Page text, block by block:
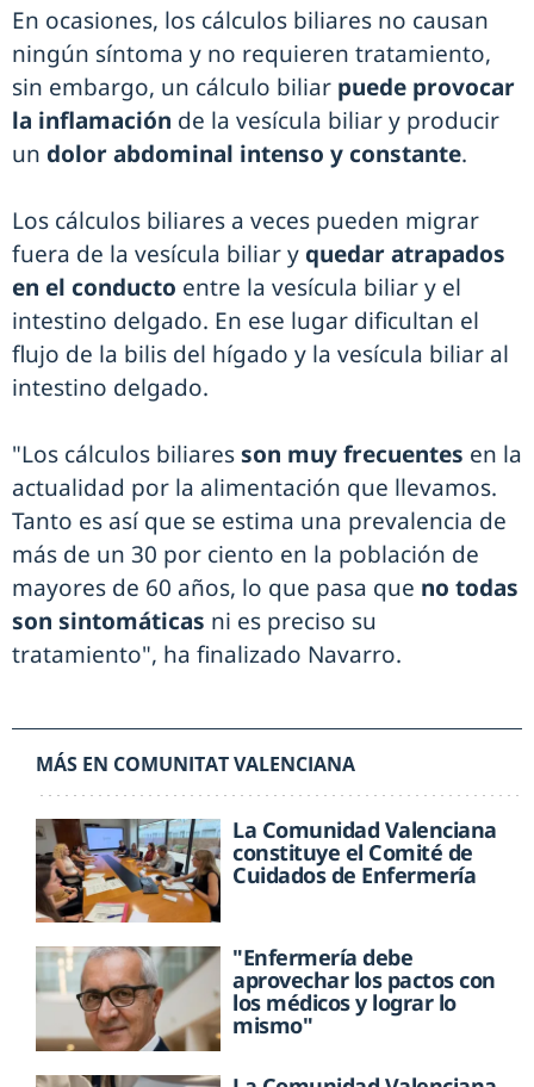
En ocasiones, los cálculos biliares no causan
ningún síntoma y no requieren tratamiento,
sin embargo, un cálculo biliar puede provocar
la inflamación de la vesícula biliar y producir
un dolor abdominal intenso y constante.
Los cálculos biliares a veces pueden migrar
fuera de la vesícula biliar y quedar atrapados
en el conducto entre la vesícula biliar y el
intestino delgado. En ese lugar dificultan el
flujo de la bilis del hígado y la vesícula biliar al
intestino delgado.
"Los cálculos biliaresson muy frecuentes en la
actualidad por la alimentación que llevamos.
Tanto es así que se estima una prevalencia de
más de un 30 por ciento en la población de
mayores de 60 años, lo que pasa que no todas
son sintomáticas ni es preciso su
tratamiento", ha finalizado Navarro.
MÁS EN COMUNITAT VALENCIANA
La Comunidad Valenciana
constituye el Comité de
Cuidados de Enfermería
"Enfermería debe
aprovechar los pactos con
los médicos y lograr lo
mismo"